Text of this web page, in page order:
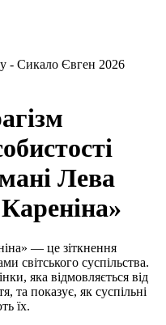
- Сикало Євген 2026
Лева
— це зіткнення
світського суспільства.
яка відмовляється від
та показує, як суспільні
їх.